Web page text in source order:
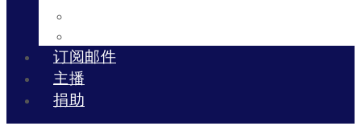
订阅邮件
主播
捐助